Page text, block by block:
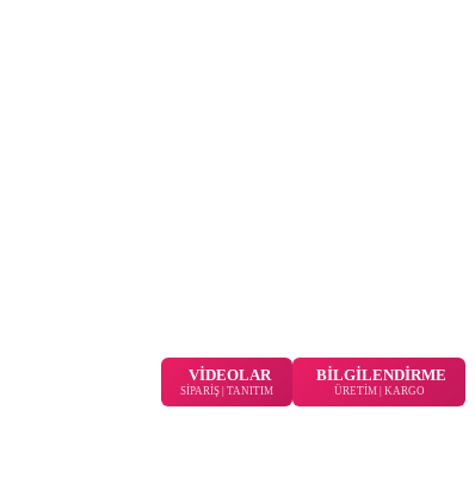
VİDEOLAR
SİPARİŞ | TANITIM
BİLGİLENDİRME
ÜRETİM | KARGO